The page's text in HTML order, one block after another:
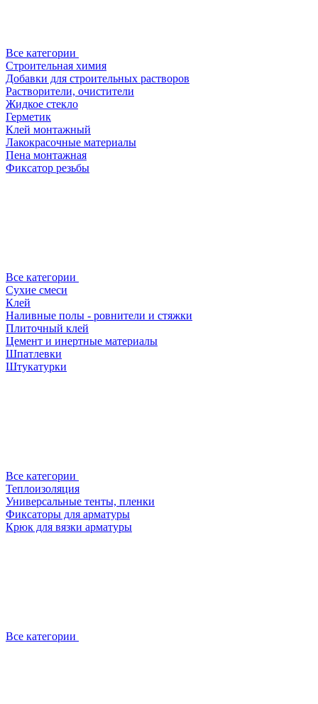
Все категории
Строительная химия
Добавки для строительных растворов
Растворители, очистители
Жидкое стекло
Герметик
Клей монтажный
Лакокрасочные материалы
Пена монтажная
Фиксатор резьбы
Все категории
Сухие смеси
Клей
Наливные полы - ровнители и стяжки
Плиточный клей
Цемент и инертные материалы
Шпатлевки
Штукатурки
Все категории
Теплоизоляция
Универсальные тенты, пленки
Фиксаторы для арматуры
Крюк для вязки арматуры
Все категории